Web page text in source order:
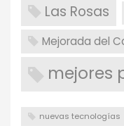
Las Rosas
Mejorada del
mejores
nuevas tecnologías